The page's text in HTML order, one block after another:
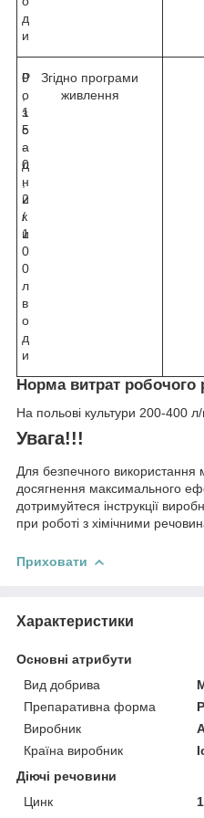
д
и
Р
о
з
с
а
д
н
и
к
и
0
,
1
5
-
0
,
2
/
1
0
0
л
в
о
д
и
Згідно програми
живлення
Норма витрат робочого
На польові культури 200-400 л/
Увага!!!
Для безпечного використання
досягнення максимального
дотримуйтеся інструкції
при роботі з хімічними
Приховати
Характеристики
Основні атрибути
Вид добрива
Препаративна форма
Виробник
Країна виробник
Діючі речовини
Цинк